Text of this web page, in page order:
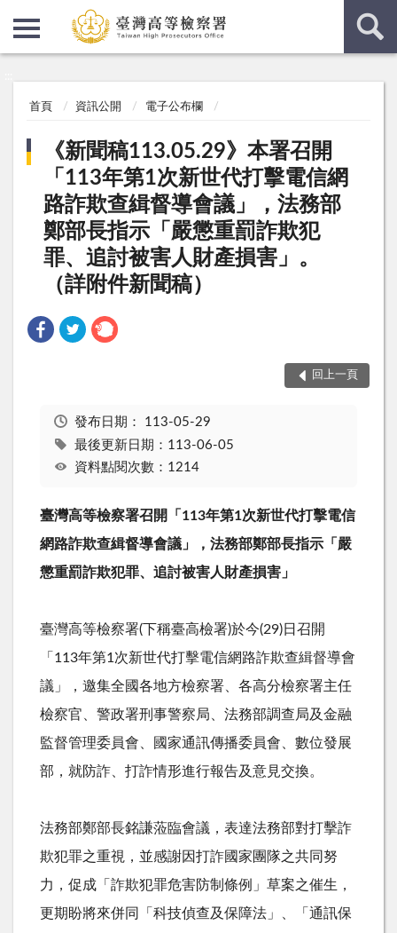
首頁 資訊公開 電子公布欄
《新聞稿113.05.29》本署召開
「113年第1次新世代打擊電信網
路詐欺查緝督導會議」，法務部
鄭部長指示「嚴懲重罰詐欺犯
罪、追討被害人財產損害」。
（詳附件新聞稿）
回上一頁
發布日期： 113-05-29
最後更新日期：113-06-05
資料點閱次數：1214
臺灣高等檢察署召開「 113年第1次新世代打擊電信
網路詐欺查緝督導會議」，法務部鄭部長指示「嚴
懲重罰詐欺犯罪、追討被害人財產損害」
臺灣高等檢察署(下稱臺高檢署)於今(29)日召開
「 113年第1 次新世代打擊電信網路詐欺查緝督導會
議」，邀集全國各地方檢察署、各高分檢察署主任
檢察官、警政署刑事警察局、法務部調查局及金融
監督管理委員會、國家通訊傳播委員會、數位發展
部，就防詐、打詐情形進行報告及意見交換。
法務部鄭部長銘謙蒞臨會議，表達法務部對打擊詐
欺犯罪之重視，並感謝因打詐國家團隊之共同努
力，促成「詐欺犯罪危害防制條例」草案之催生，
更期盼將來併同「科技偵查及保障法」、「通訊保